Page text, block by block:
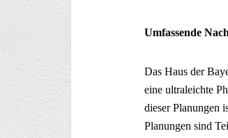
Umfassende
Das Haus der
eine ultraleichte
dieser Planungen
Planungen sind